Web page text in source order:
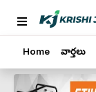
Home వార్తలు